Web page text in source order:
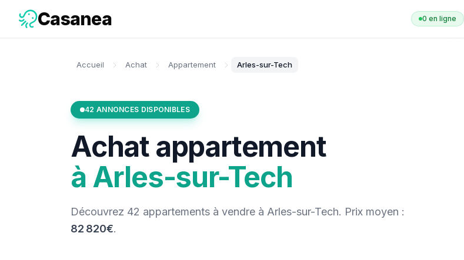
Casanea 0 en ligne
Accueil Achat Appartement Arles-sur-Tech
42 ANNONCES DISPONIBLES
Achat appartement
à Arles-sur-Tech
Découvrez 42 appartements à vendre à Arles-sur-Tech. Prix moyen :
82 820€.